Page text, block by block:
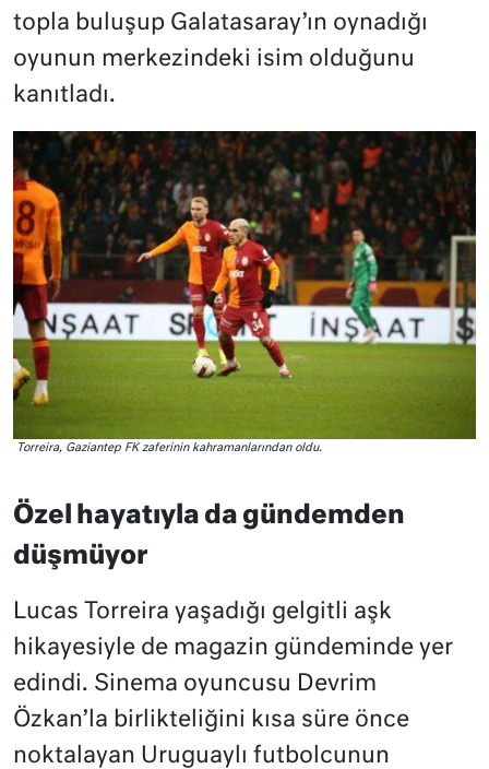
topla buluşup Galatasaray’ın oynadığı
oyunun merkezindeki isim olduğunu
kanıtladı.
Torreira, Gaziantep FK zaferinin kahramanlarından oldu.
Özel hayatıyla da gündemden
düşmüyor
Lucas Torreira yaşadığı gelgitli aşk
hikayesiyle de magazin gündeminde yer
edindi. Sinema oyuncusu Devrim
Özkan’la birlikteliğini kısa süre önce
noktalayan Uruguaylı futbolcunun